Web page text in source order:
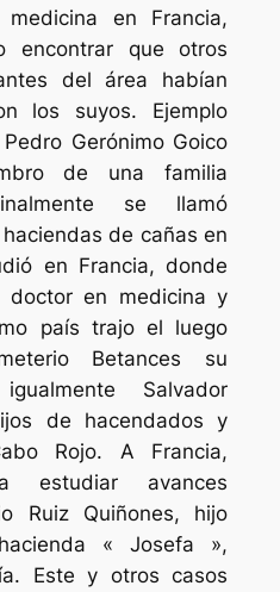
en Francia,
encontrar que otros
del área habían
los suyos. Ejemplo
Gerónimo Goico
de una familia
se llamó
de cañas en
en Francia, donde
en medicina y
país trajo el luego
Betances su
Salvador
de hacendados y
Rojo. A Francia,
estudiar avances
Ruiz Quiñones, hijo
« Josefa »,
Este y otros casos